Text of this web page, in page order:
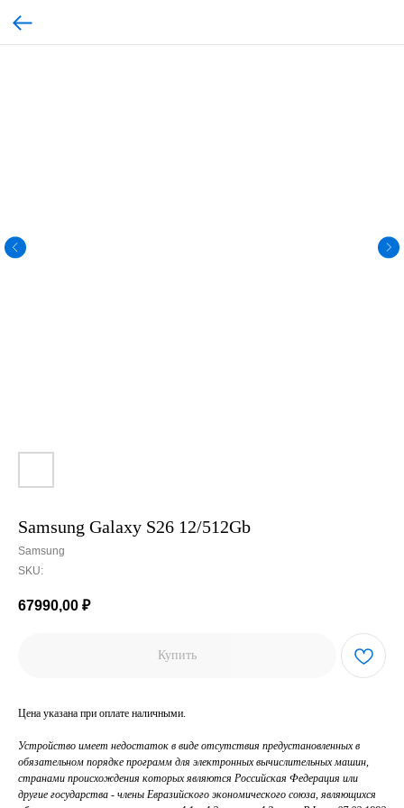
Samsung Galaxy S26 12/512Gb
Samsung
SKU:
67990,00 ₽
Купить
Цена указана при оплате наличными.
Устройство имеет недостаток в виде отсутствия предустановленных в
обязательном порядке программ для электронных вычислительных машин,
странами происхождения которых являются Российская Федерация или
другие государства - члены Евразийского экономического союза, являющихся